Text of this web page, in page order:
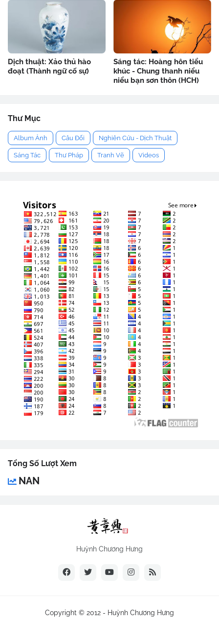
Dịch thuật: Xảo thủ hào
đoạt (Thành ngữ cố sự)
Sáng tác: Hoàng hôn tiểu
khúc - Chung thanh niểu
niểu bạn sơn thôn (HCH)
Thư Mục
Album Ảnh Câu Đối Nghiên Cứu - Dịch Thuật
Sáng Tác Thư Pháp Tranh Vẽ Videos
Tổng Số Lượt Xem
NAN
Huỳnh Chương Hưng
Copyright © 2012 - Huỳnh Chương Hưng